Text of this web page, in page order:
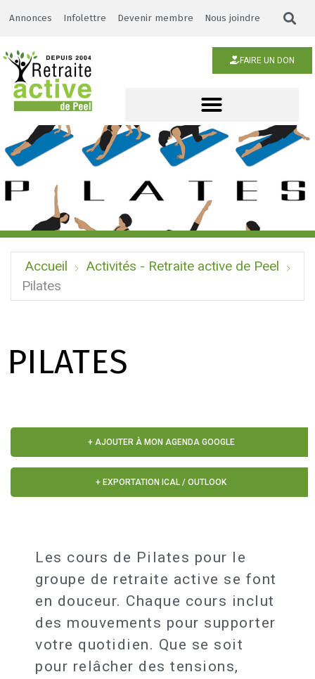
Annonces Infolettre Devenir membre Nous joindre
FAIRE UN DON
Accueil
Activités - Retraite active de Peel
Pilates
PILATES
+ AJOUTER À MON AGENDA GOOGLE
+ EXPORTATION ICAL / OUTLOOK
Les cours de Pilates pour le
groupe de retraite active se font
en douceur. Chaque cours inclut
des mouvements pour supporter
votre quotidien. Que se soit
pour relâcher des tensions,